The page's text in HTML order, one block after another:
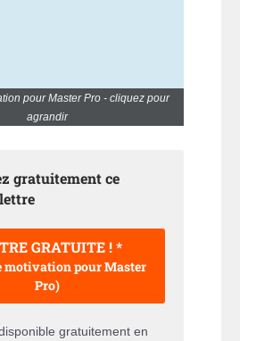
pour Master Pro - cliquez pour
agrandir
gratuitement ce
GRATUITE ! *
motivation pour Master
Pro)
gratuitement en